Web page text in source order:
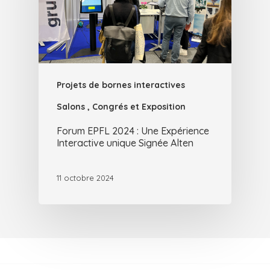
Projets de bornes interactives
Salons , Congrés et Exposition
Forum EPFL 2024 : Une Expérience
Interactive unique Signée Alten
11 octobre 2024